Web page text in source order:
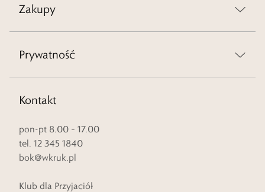
Zakupy
Prywatność
Kontakt
pon-pt 8.00 – 17.00
tel. 12 345 1840
bok@wkruk.pl
Klub dla Przyjaciół